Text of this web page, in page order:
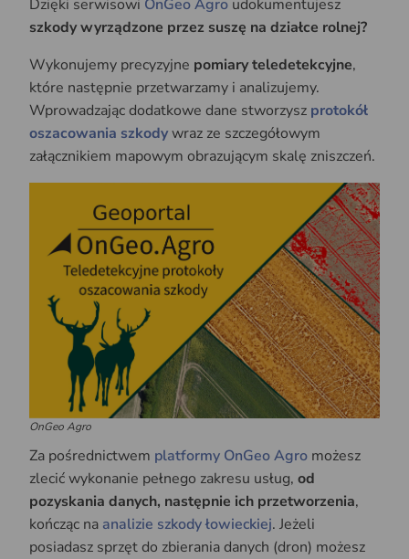
Dzięki serwisowi OnGeo Agro udokumentujesz
szkody wyrządzone przez suszę na działce rolnej?
Wykonujemy precyzyjne pomiary teledetekcyjne,
które następnie przetwarzamy i analizujemy.
Wprowadzając dodatkowe dane stworzysz protokół
oszacowania szkodywraz ze szczegółowym
załącznikiem mapowym obrazującym skalę zniszczeń.
OnGeo Agro
Za pośrednictwem platformy OnGeo Agro możesz
zlecić wykonanie pełnego zakresu usług, od
pozyskania danych, następnie ich przetworzenia,
kończąc na analizie szkody łowieckiej. Jeżeli
posiadasz sprzęt do zbierania danych (dron) możesz